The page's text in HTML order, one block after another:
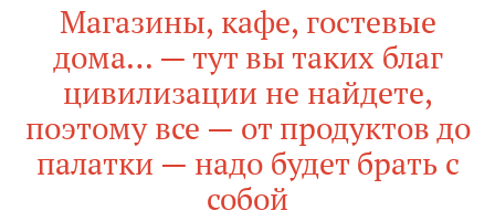
Магазины, кафе, гостевые
дома… — тут вы таких благ
цивилизации не найдете,
поэтому все — от продуктов до
палатки — надо будет брать с
собой